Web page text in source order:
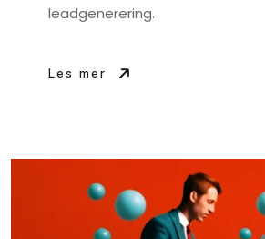
leadgenerering.
Les mer